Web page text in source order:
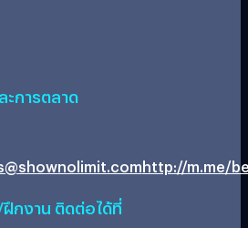
ะการตลาด
http://m.me/
กงาน ติดต่อได้ที่